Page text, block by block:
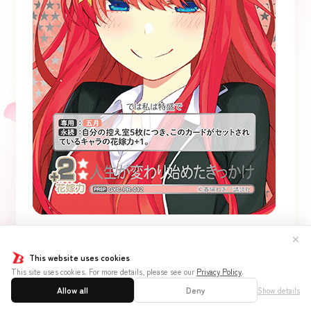
This website uses cookies
This site uses cookies. For more details, please see our Privacy Policy.
Allow all Deny Show details
✕